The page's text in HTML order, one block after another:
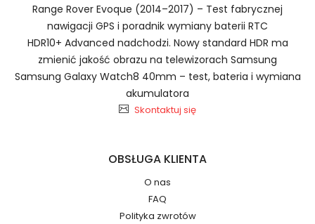
Szybka dostawa
Baterie do Smartfonów i
Telefonów Vivo KLB150N296
1.Model urządzenia
2.Numer produktu baterii
Jak przedłużyć żywotność Baterie do
Smartfonów i Telefonów Vivo BBK I536?
Range Rover Evoque (2014–2017) – Test fabrycznej
nawigacji GPS i poradnik wymiany baterii RTC
HDR10+ Advanced nadchodzi. Nowy standard HDR ma
zmienić jakość obrazu na telewizorach Samsung
Samsung Galaxy Watch8 40mm – test, bateria i wymiana
akumulatora
Skontaktuj się
OBSŁUGA KLIENTA
O nas
FAQ
Polityka zwrotów